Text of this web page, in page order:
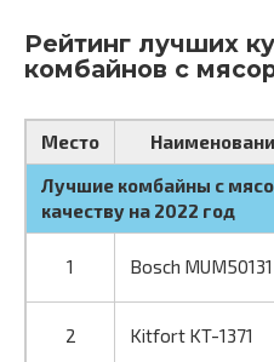
Рейтинг лучших
комбайнов с
Место
Лучшие комбайны с
качеству на 2022 год
1 Bosch MUM50131
2 Kitfort KT-1371